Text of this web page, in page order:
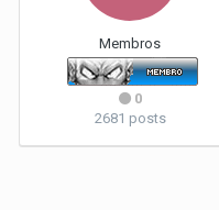
Membros
0
2681 posts